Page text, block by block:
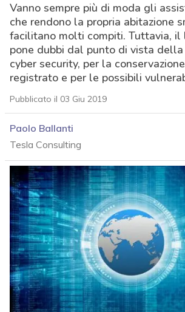
Vanno sempre più di moda gli
che rendono la propria abitazione
facilitano molti compiti. Tuttavia, il
pone dubbi dal punto di vista
cyber security, per la
registrato e per le possibili
Pubblicato il 03 Giu 2019
Paolo Ballanti
Tesla Consulting